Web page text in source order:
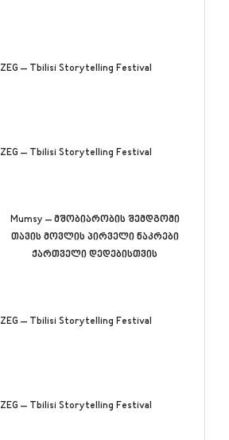
ZEG – Tbilisi Storytelling Festival
ZEG – Tbilisi Storytelling Festival
Mumsy – მშობიარობის შემდგომი
თავის მოვლის პირველი ნაკრები
ქართველი დედებისთვის
ZEG – Tbilisi Storytelling Festival
ZEG – Tbilisi Storytelling Festival